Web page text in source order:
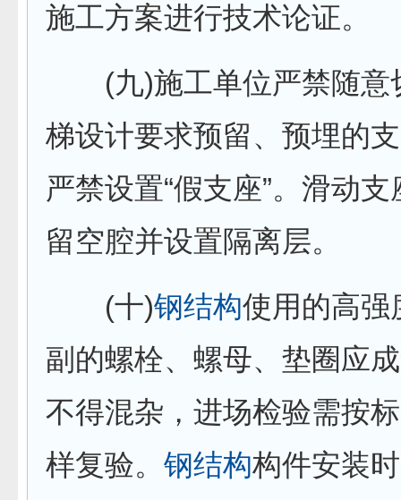
施工方案进行技术论证。
(九)施工单位严禁随意
梯设计要求预留、预埋的
严禁设置“假支座”。滑动
留空腔并设置隔离层。
(十)钢结构使用的高强
副的螺栓、螺母、垫圈应
不得混杂，进场检验需按
样复验。 钢结构构件安装